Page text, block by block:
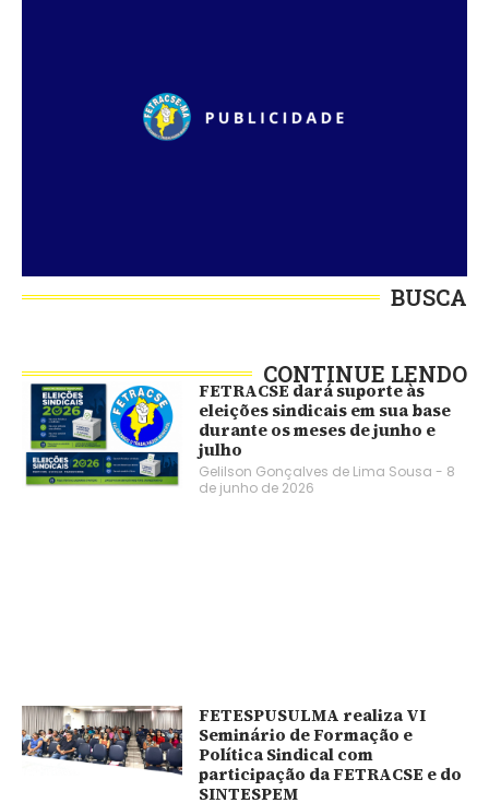
BUSCA
CONTINUE LENDO
FETRACSE dará suporte às
eleições sindicais em sua base
durante os meses de junho e
julho
Gelilson Gonçalves de Lima Sousa
8
de junho de 2026
FETESPUSULMA realiza VI
Seminário de Formação e
Política Sindical com
participação da FETRACSE e do
SINTESPEM